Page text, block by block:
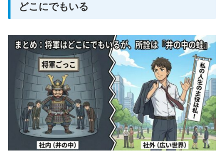
どこにでもいる